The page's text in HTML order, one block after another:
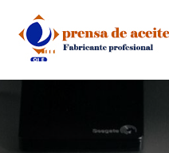
content